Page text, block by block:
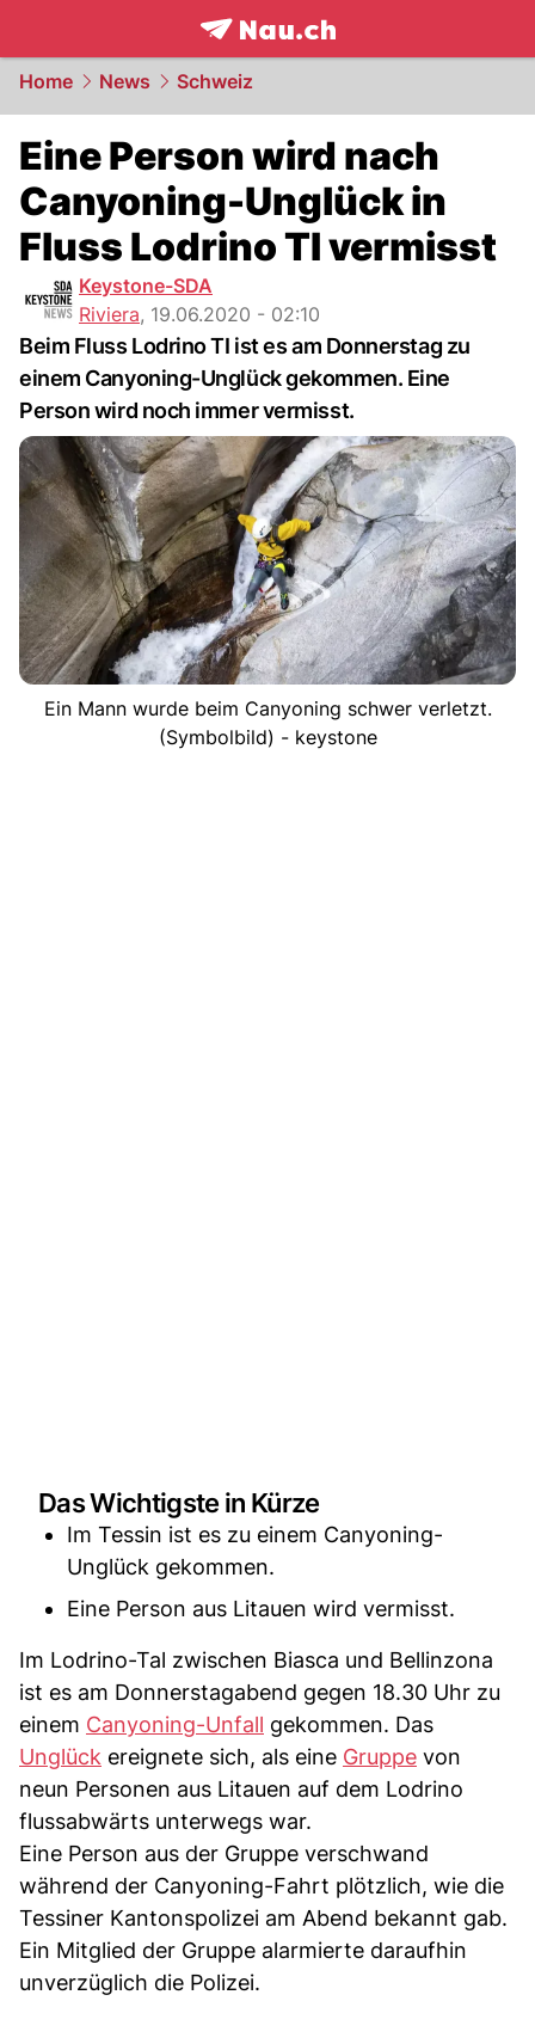
frontpage.NAU.ch
Home News Schweiz
Eine Person wird nach
Canyoning-Unglück in
Fluss Lodrino TI vermisst
Keystone-SDA
Riviera, 19.06.2020 - 02:10
Beim Fluss Lodrino TI ist es am Donnerstag zu
einem Canyoning-Unglück gekommen. Eine
Person wird noch immer vermisst.
Ein Mann wurde beim Canyoning schwer verletzt.
(Symbolbild) - keystone
Das Wichtigste in Kürze
Im Tessin ist es zu einem Canyoning-
Unglück gekommen.
Eine Person aus Litauen wird vermisst.
Im Lodrino-Tal zwischen Biasca und Bellinzona
ist es am Donnerstagabend gegen 18.30 Uhr zu
einem Canyoning-Unfall gekommen. Das
Unglück ereignete sich, als eine Gruppe von
neun Personen aus Litauen auf dem Lodrino
flussabwärts unterwegs war.
Eine Person aus der Gruppe verschwand
während der Canyoning-Fahrt plötzlich, wie die
Tessiner Kantonspolizei am Abend bekannt gab.
Ein Mitglied der Gruppe alarmierte daraufhin
unverzüglich die Polizei.